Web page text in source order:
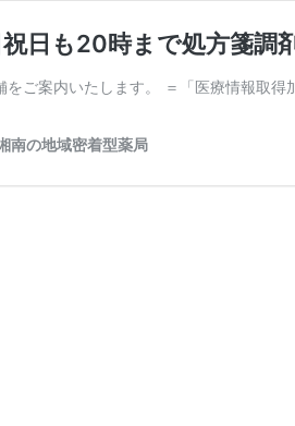
日も20時まで処方箋調
をご案内いたします。 ＝「医療情報取
南の地域密着型薬局